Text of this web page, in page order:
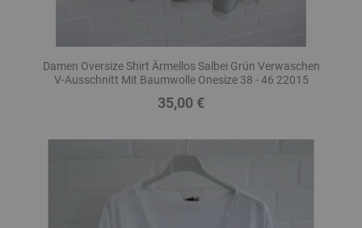
Damen Oversize Shirt Ärmellos Salbei Grün Verwaschen
V-Ausschnitt Mit Baumwolle Onesize 38 - 46 22015
Preis
35,00 €